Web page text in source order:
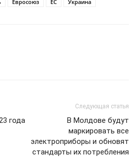
Евросоюз ЕС Украина
года
Следующая статья
В Молдове будут
маркировать все
электроприборы и обновят
стандарты их потребления